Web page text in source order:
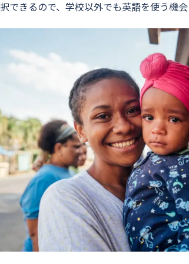
できるので、学校以外でも英語を使う機